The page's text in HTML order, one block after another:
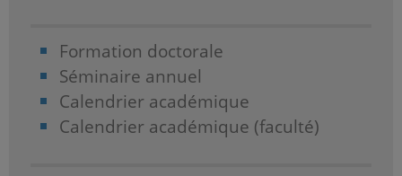
Formation doctorale
Séminaire annuel
Calendrier académique
Calendrier académique (faculté)